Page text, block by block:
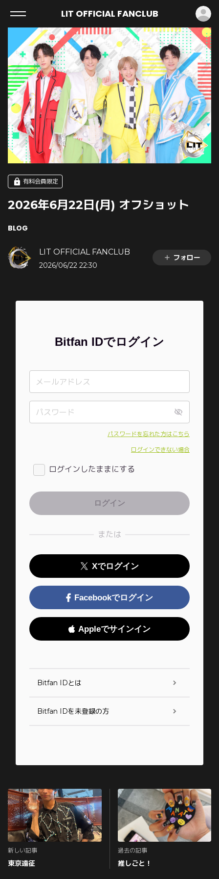
LIT OFFICIAL FANCLUB
有料会員限定
2026年6月22日(月) オフショット
BLOG
LIT OFFICIAL FANCLUB
2026/06/22 22:30
フォロー
Bitfan IDでログイン
パスワードを忘れた方はこちら
ログインできない場合
ログインしたままにする
または
Xでログイン
Facebookでログイン
Appleでサインイン
Bitfan IDとは
Bitfan IDを未登録の方
新しい記事
東京遠征
過去の記事
推しごと！